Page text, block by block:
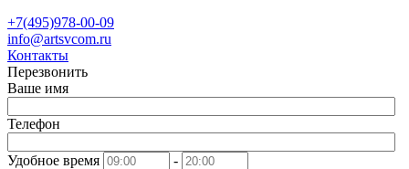
+7(495)978-00-09
info@artsvcom.ru
Контакты
Перезвонить
Ваше имя
Телефон
Удобное время
-